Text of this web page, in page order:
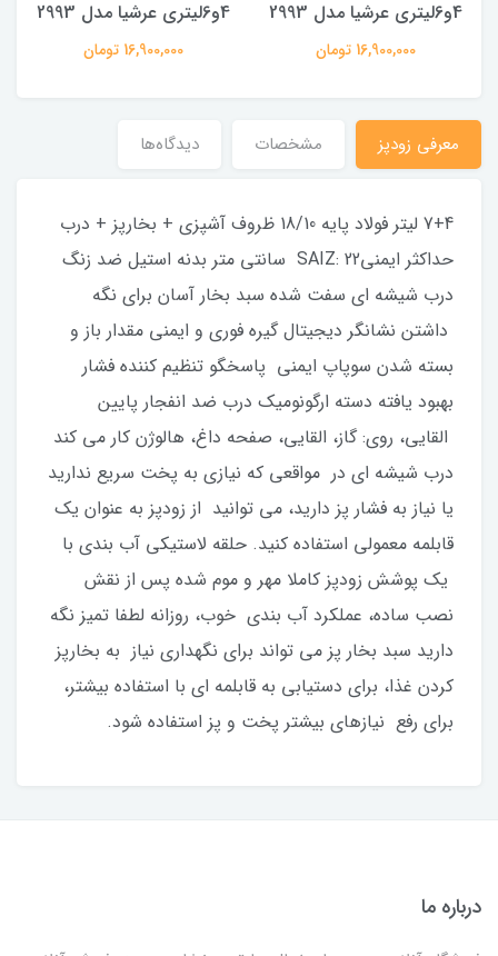
4و6لیتری عرشیا مدل 2993
16,900,000 تومان
4و6لیتری عرشیا مدل 2993
16,900,000 تومان
معرفی زودپز مشخصات دیدگاه‌ها
7+4 لیتر فولاد پایه 18/10 ظروف آشپزی + بخارپز + درب
حداکثر ایمنیSAIZ: 22 سانتی متر بدنه استیل ضد زنگ
درب شیشه ای سفت شده سبد بخار آسان برای نگه
داشتن نشانگر دیجیتال گیره فوری و ایمنی مقدار باز و
بسته شدن سوپاپ ایمنی پاسخگو تنظیم کننده فشار
بهبود یافته دسته ارگونومیک درب ضد انفجار پایین
القایی، روی: گاز، القایی، صفحه داغ، هالوژن کار می کند
درب شیشه ای در مواقعی که نیازی به پخت سریع ندارید
یا نیاز به فشار پز دارید، می توانید از زودپز به عنوان یک
قابلمه معمولی استفاده کنید. حلقه لاستیکی آب بندی با
یک پوشش زودپز کاملا مهر و موم شده پس از نقش
نصب ساده، عملکرد آب بندی خوب، روزانه لطفا تمیز نگه
دارید سبد بخار پز می تواند برای نگهداری نیاز به بخارپز
کردن غذا، برای دستیابی به قابلمه ای با استفاده بیشتر،
برای رفع نیازهای بیشتر پخت و پز استفاده شود.
درباره ما